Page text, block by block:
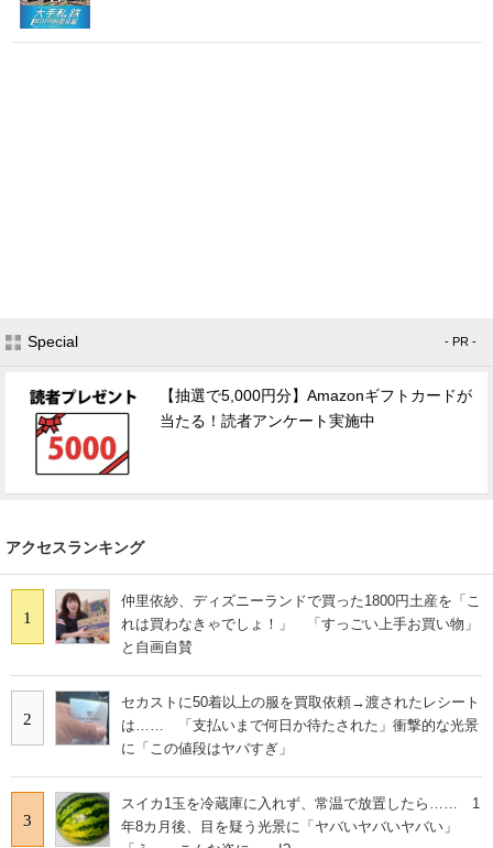
Special - PR -
【抽選で5,000円分】Amazonギフトカードが
当たる！読者アンケート実施中
アクセスランキング
1
仲里依紗、ディズニーランドで買った1800円土産を「こ
れは買わなきゃでしょ！」 「すっごい上手お買い物」
と自画自賛
2
セカストに50着以上の服を買取依頼→渡されたレシート
は…… 「支払いまで何日か待たされた」衝撃的な光景
に「この値段はヤバすぎ」
3
スイカ1玉を冷蔵庫に入れず、常温で放置したら…… 1
年8カ月後、目を疑う光景に「ヤバいヤバいヤバい」